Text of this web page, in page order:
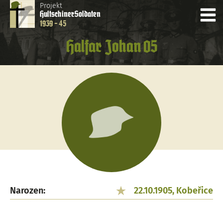
Projekt
HultschinerSoldaten
1939 - 45
Halfar Johan 05
Narozen:
22.10.1905, Kobeřice